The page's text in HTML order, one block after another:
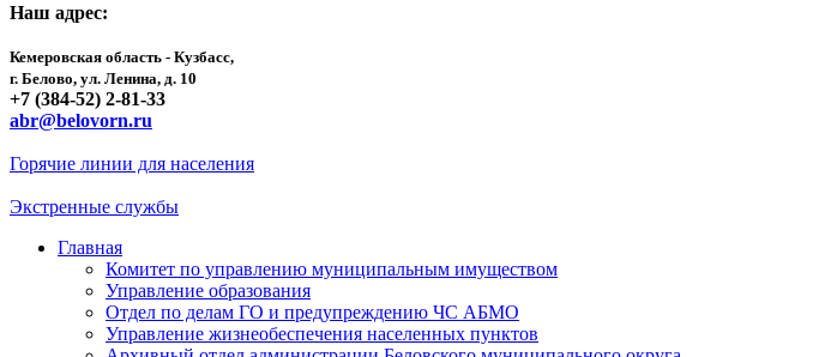
Наш адрес:
Кемеровская область - Кузбасс,
г. Белово, ул. Ленина, д. 10
+7 (384-52) 2-81-33
abr@belovorn.ru
Горячие линии для населения
Экстренные службы
Главная
Комитет по управлению муниципальным имуществом
Управление образования
Отдел по делам ГО и предупреждению ЧС АБМО
Управление жизнеобеспечения населенных пунктов